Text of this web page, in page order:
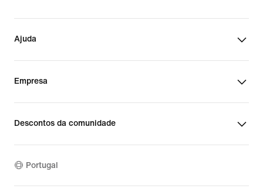
Ajuda
Empresa
Descontos da comunidade
Portugal